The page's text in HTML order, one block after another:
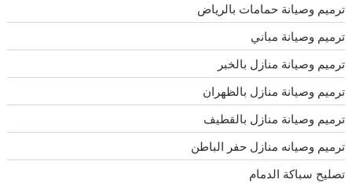
ترميم وصيانة حمامات بالرياض
ترميم وصيانة مباني
ترميم وصيانة منازل بالخبر
ترميم وصيانة منازل بالظهران
ترميم وصيانة منازل بالقطيف
ترميم وصيانه منازل حفر الباطن
تصليح سباكة الدمام